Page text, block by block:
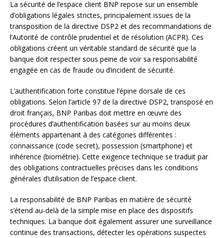
La sécurité de l’espace client BNP repose sur un ensemble
d’obligations légales strictes, principalement issues de la
transposition de la directive DSP2 et des recommandations de
l’Autorité de contrôle prudentiel et de résolution (ACPR). Ces
obligations créent un véritable standard de sécurité que la
banque doit respecter sous peine de voir sa responsabilité
engagée en cas de fraude ou d’incident de sécurité.
L’authentification forte constitue l’épine dorsale de ces
obligations. Selon l’article 97 de la directive DSP2, transposé en
droit français, BNP Paribas doit mettre en œuvre des
procédures d’authentification basées sur au moins deux
éléments appartenant à des catégories différentes :
connaissance (code secret), possession (smartphone) et
inhérence (biométrie). Cette exigence technique se traduit par
des obligations contractuelles précises dans les conditions
générales d’utilisation de l’espace client.
La responsabilité de BNP Paribas en matière de sécurité
s’étend au-delà de la simple mise en place des dispositifs
techniques. La banque doit également assurer une surveillance
continue des transactions, détecter les opérations suspectes